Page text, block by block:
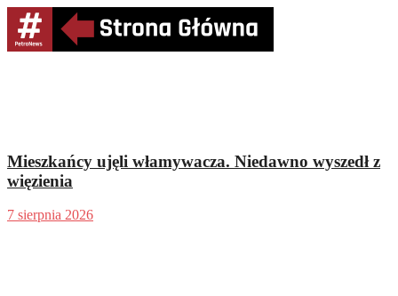
Mieszkańcy ujęli włamywacza. Niedawno wyszedł z
więzienia
7 sierpnia 2026